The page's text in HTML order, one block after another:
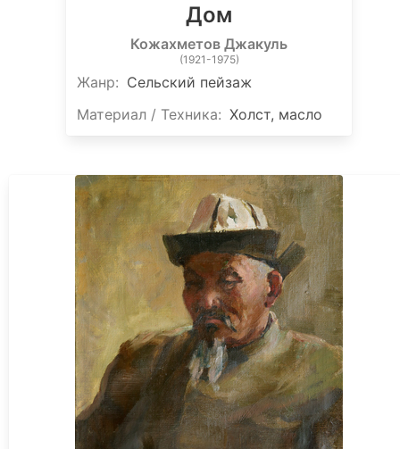
Дом
Кожахметов Джакуль
(1921-1975)
Жанр: Сельский пейзаж
Материал / Техника: Холст, масло